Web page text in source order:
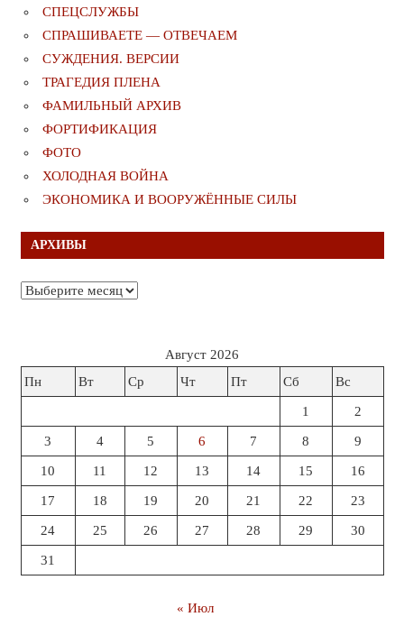
СПЕЦСЛУЖБЫ
СПРАШИВАЕТЕ — ОТВЕЧАЕМ
СУЖДЕНИЯ. ВЕРСИИ
ТРАГЕДИЯ ПЛЕНА
ФАМИЛЬНЫЙ АРХИВ
ФОРТИФИКАЦИЯ
ФОТО
ХОЛОДНАЯ ВОЙНА
ЭКОНОМИКА И ВООРУЖЁННЫЕ СИЛЫ
АРХИВЫ
Архивы
Август 2026
Пн
Вт Ср Чт Пт Сб Вс
1 2
3 4 5 6 7 8 9
10 11 12 13 14 15 16
17 18 19 20 21 22 23
24 25 26 27 28 29 30
31
« Июл